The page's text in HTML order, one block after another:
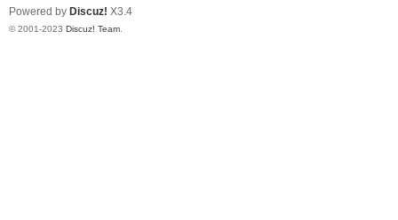
Powered by Discuz! X3.4
© 2001-2023 Discuz! Team